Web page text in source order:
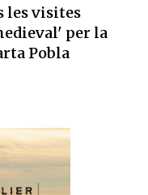
les visites
per la
Pobla